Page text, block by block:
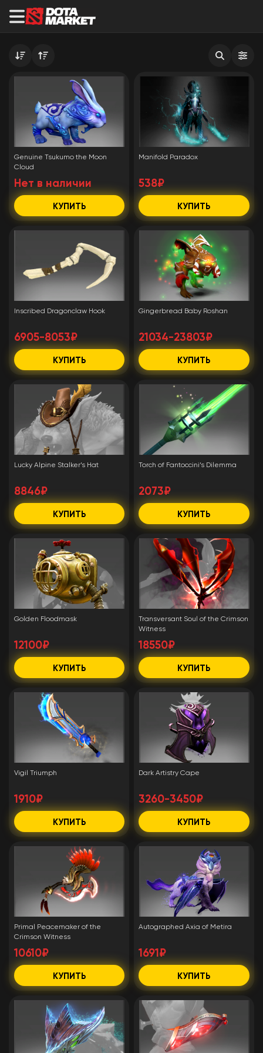
Genuine Tsukumo the Moon
Cloud
Нет в наличии
КУПИТЬ
Manifold Paradox
538₽
КУПИТЬ
Inscribed Dragonclaw Hook
6905-8053₽
КУПИТЬ
Gingerbread Baby Roshan
21034-23803₽
КУПИТЬ
Lucky Alpine Stalker’s Hat
8846₽
КУПИТЬ
Torch of Fantoccini’s Dilemma
2073₽
КУПИТЬ
Golden Floodmask
12100₽
КУПИТЬ
Transversant Soul of the Crimson
Witness
18550₽
КУПИТЬ
Vigil Triumph
1910₽
КУПИТЬ
Dark Artistry Cape
3260-3450₽
КУПИТЬ
Primal Peacemaker of the
Crimson Witness
10610₽
КУПИТЬ
Autographed Axia of Metira
1691₽
КУПИТЬ